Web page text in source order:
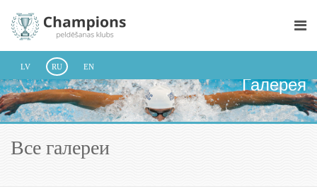
LV RU EN
Галерея
Все галереи